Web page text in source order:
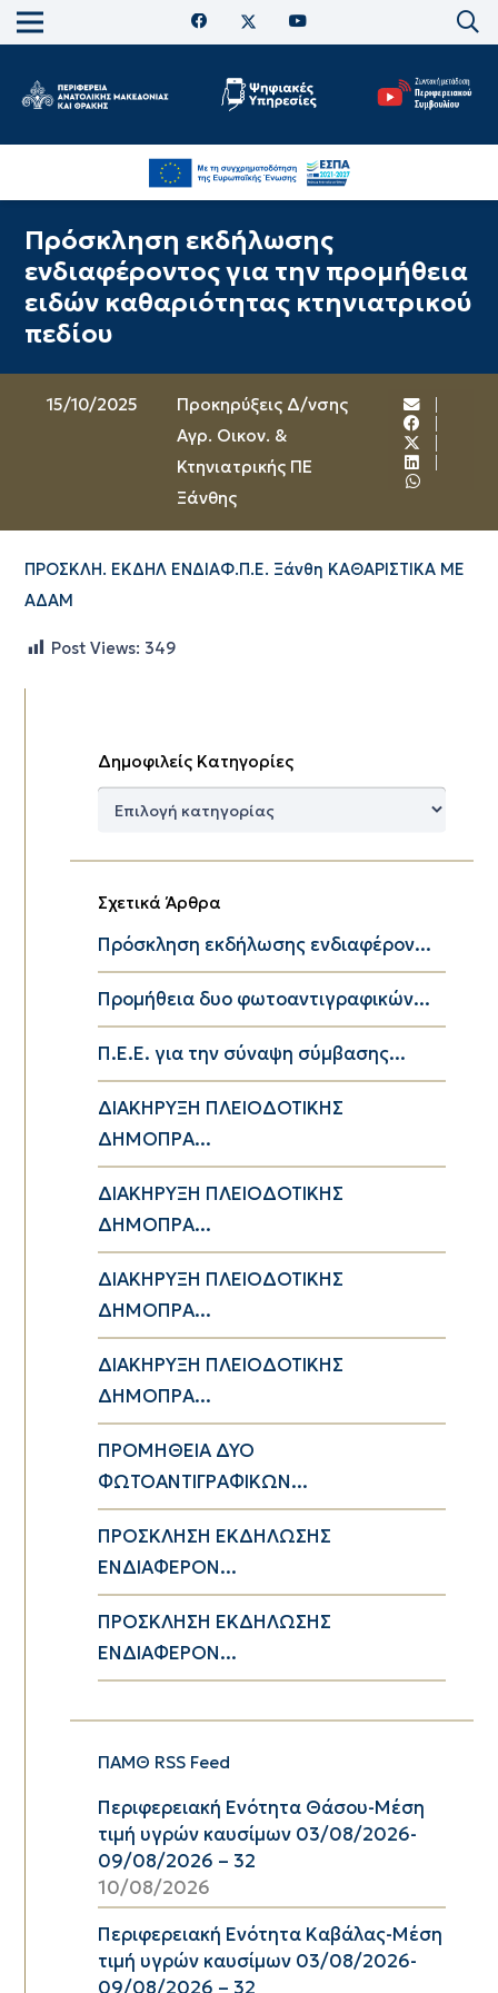
Πρόσκληση εκδήλωσης
ενδιαφέροντος για την προμήθεια
ειδών καθαριότητας κτηνιατρικού
πεδίου
15/10/2025
Προκηρύξεις Δ/νσης
Αγρ. Οικον. &
Κτηνιατρικής ΠΕ
Ξάνθης
ΠΡΟΣΚΛΗ. ΕΚΔΗΛ ΕΝΔΙΑΦ.Π.Ε. Ξάνθη ΚΑΘΑΡΙΣΤΙΚΑ ΜΕ
ΑΔΑΜ
Post Views: 349
Δημοφιλείς Κατηγορίες
Δημοφιλείς
Σχετικά Άρθρα
Πρόσκληση εκδήλωσης ενδιαφέρον...
Προμήθεια δυο φωτοαντιγραφικών...
Π.Ε.Ε. για την σύναψη σύμβασης...
ΔΙΑΚΗΡΥΞΗ ΠΛΕΙΟΔΟΤΙΚΗΣ
ΔΗΜΟΠΡΑ...
ΔΙΑΚΗΡΥΞΗ ΠΛΕΙΟΔΟΤΙΚΗΣ
ΔΗΜΟΠΡΑ...
ΔΙΑΚΗΡΥΞΗ ΠΛΕΙΟΔΟΤΙΚΗΣ
ΔΗΜΟΠΡΑ...
ΔΙΑΚΗΡΥΞΗ ΠΛΕΙΟΔΟΤΙΚΗΣ
ΔΗΜΟΠΡΑ...
ΠΡΟΜΗΘΕΙΑ ΔΥΟ
ΦΩΤΟΑΝΤΙΓΡΑΦΙΚΩΝ...
ΠΡΟΣΚΛΗΣΗ ΕΚΔΗΛΩΣΗΣ
ΕΝΔΙΑΦΕΡΟΝ...
ΠΡΟΣΚΛΗΣΗ ΕΚΔΗΛΩΣΗΣ
ΕΝΔΙΑΦΕΡΟΝ...
ΠΑΜΘ RSS Feed
Περιφερειακή Ενότητα Θάσου-Μέση
τιμή υγρών καυσίμων 03/08/2026-
09/08/2026 – 32
10/08/2026
Περιφερειακή Ενότητα Καβάλας-Μέση
τιμή υγρών καυσίμων 03/08/2026-
09/08/2026 – 32